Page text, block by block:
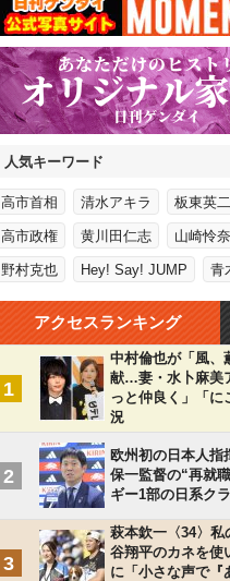
人気キーワード
高市首相 清水アキラ 板東英二
高市政権 黄川田仁志 山崎怜奈
野村克也 Hey! Say! JUMP 青
アクセスランキング
1
中村倫也が「風、
献…妻・水卜麻美
っと仲良く」「に
況
2
欧州初の日本人指
保一監督の“再就
ギー1部の日系ク
3
萩本欽一〈34〉
谷翔平のカネを使
に「小さな声で『